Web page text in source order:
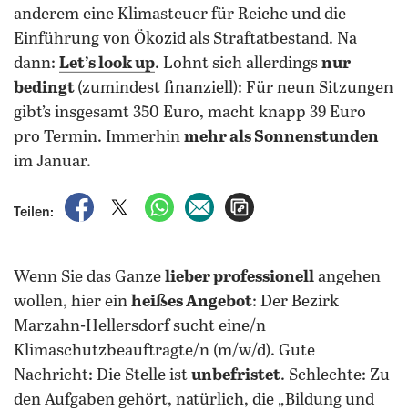
anderem eine Klimasteuer für Reiche und die
Einführung von Ökozid als Straftatbestand. Na
dann: Let’s look up. Lohnt sich allerdings nur
bedingt (zumindest finanziell): Für neun Sitzungen
gibt’s insgesamt 350 Euro, macht knapp 39 Euro
pro Termin. Immerhin mehr als Sonnenstunden
im Januar.
Teilen:
auf Facebook teilen
auf X teilenper WhatsApp teilen
per E-Mail teilen
Wenn Sie das Ganze lieber professionell angehen
wollen, hier ein heißes Angebot: Der Bezirk
Marzahn-Hellersdorf sucht eine/n
Klimaschutzbeauftragte/n (m/w/d). Gute
Nachricht: Die Stelle ist unbefristet. Schlechte: Zu
den Aufgaben gehört, natürlich, die „Bildung und